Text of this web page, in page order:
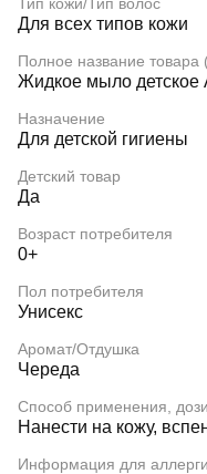
Для всех типов кожи
Полное название товара
Жидкое мыло детское
Назначение
Для детской гигиены
Детский товар
Да
Возраст потребителя
0+
Пол потребителя
Унисекс
Аромат/Отдушка
Череда
Способ применения,
Нанести на кожу,
Информация для